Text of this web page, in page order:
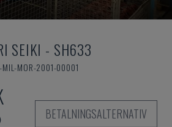
SEIKI - SH633
MIL-MOR-2001-00001
BETALNINGSALTERNATIV